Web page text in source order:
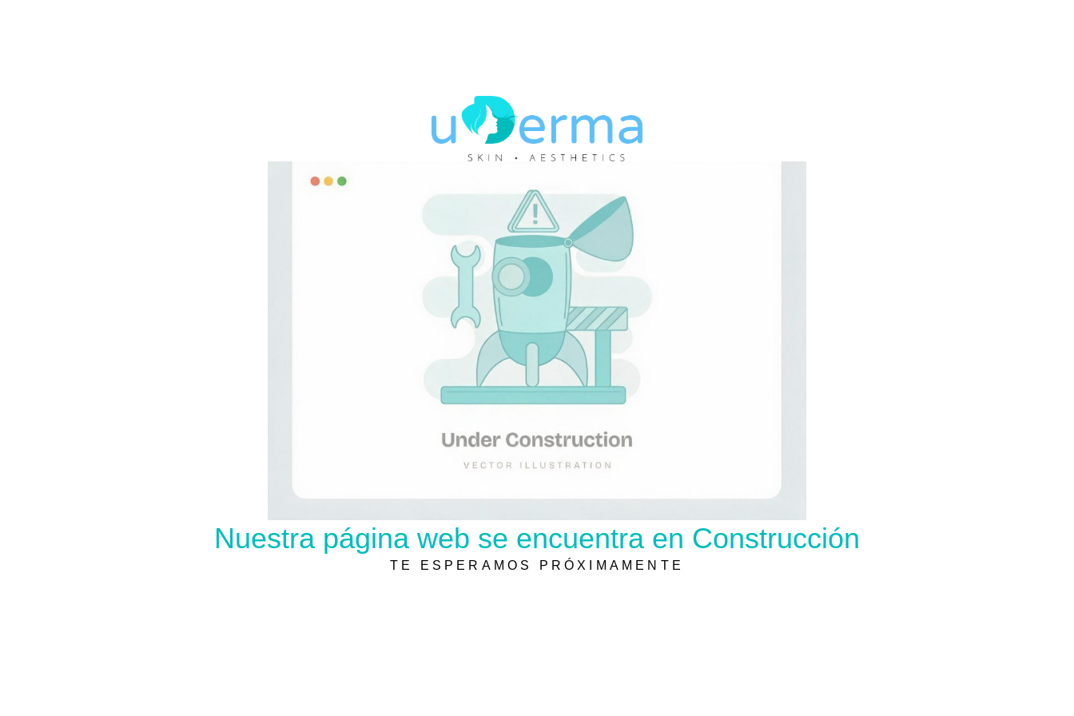
Nuestra página web se encuentra en Construcción
TE ESPERAMOS PRÓXIMAMENTE